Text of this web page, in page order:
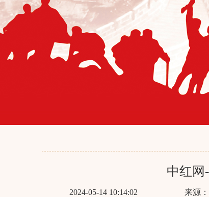
中红网
2024-05-14 10:14:02 来源：